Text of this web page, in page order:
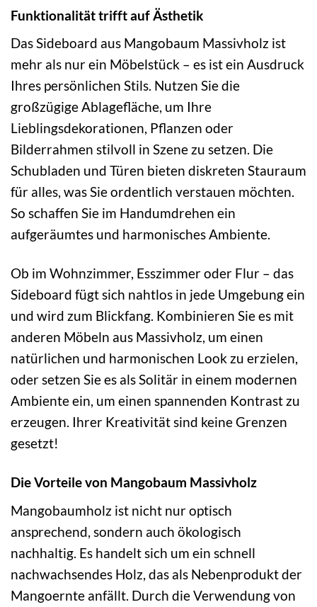
Funktionalität trifft auf Ästhetik
Das Sideboard aus Mangobaum Massivholz ist
mehr als nur ein Möbelstück – es ist ein Ausdruck
Ihres persönlichen Stils. Nutzen Sie die
großzügige Ablagefläche, um Ihre
Lieblingsdekorationen, Pflanzen oder
Bilderrahmen stilvoll in Szene zu setzen. Die
Schubladen und Türen bieten diskreten Stauraum
für alles, was Sie ordentlich verstauen möchten.
So schaffen Sie im Handumdrehen ein
aufgeräumtes und harmonisches Ambiente.
Ob im Wohnzimmer, Esszimmer oder Flur – das
Sideboard fügt sich nahtlos in jede Umgebung ein
und wird zum Blickfang. Kombinieren Sie es mit
anderen Möbeln aus Massivholz, um einen
natürlichen und harmonischen Look zu erzielen,
oder setzen Sie es als Solitär in einem modernen
Ambiente ein, um einen spannenden Kontrast zu
erzeugen. Ihrer Kreativität sind keine Grenzen
gesetzt!
Die Vorteile von Mangobaum Massivholz
Mangobaumholz ist nicht nur optisch
ansprechend, sondern auch ökologisch
nachhaltig. Es handelt sich um ein schnell
nachwachsendes Holz, das als Nebenprodukt der
Mangoernte anfällt. Durch die Verwendung von